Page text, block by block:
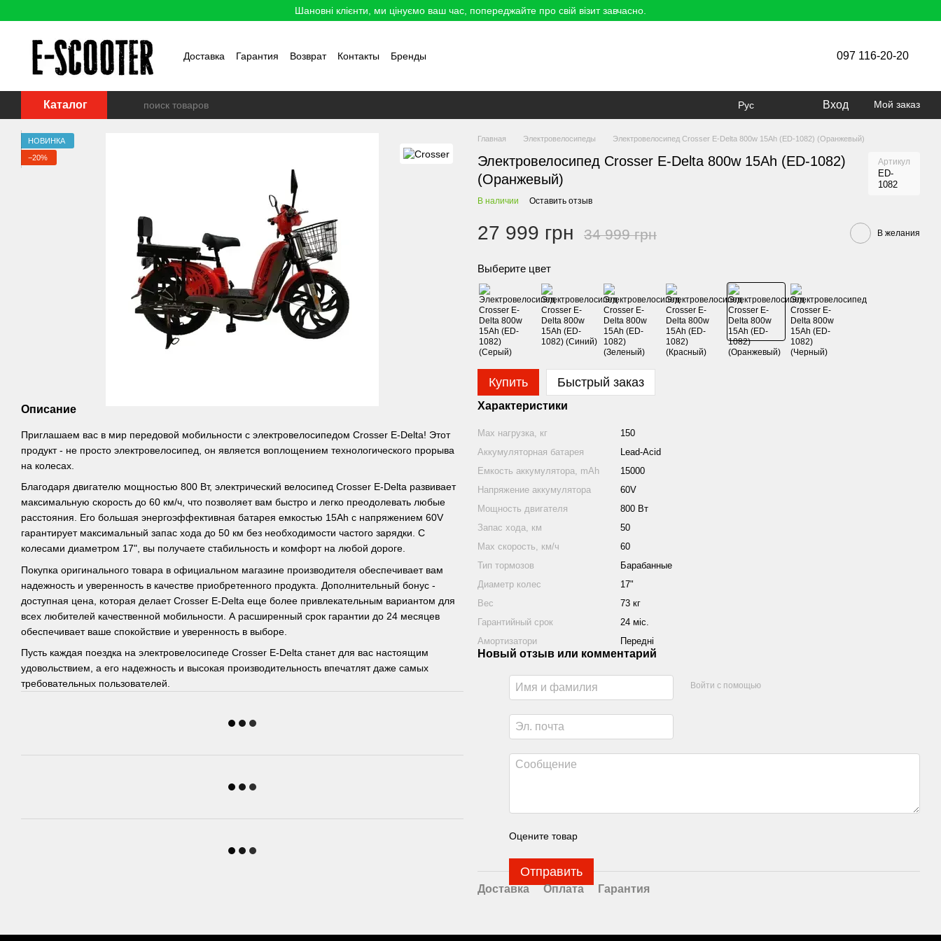
Шановні клієнти, ми цінуємо ваш час, попереджайте про свій візит завчасно.
Доставка Гарантия Возврат Контакты Бренды 097 116-20-20
Каталог Рус Вход Мой заказ
НОВИНКА
−20%
Описание
Приглашаем вас в мир передовой мобильности с электровелосипедом Crosser E-Delta! Этот
продукт - не просто электровелосипед, он является воплощением технологического прорыва
на колесах.
Благодаря двигателю мощностью 800 Вт, электрический велосипед Crosser E-Delta развивает
максимальную скорость до 60 км/ч, что позволяет вам быстро и легко преодолевать любые
расстояния. Его большая энергоэффективная батарея емкостью 15Ah с напряжением 60V
гарантирует максимальный запас хода до 50 км без необходимости частого зарядки. С
колесами диаметром 17", вы получаете стабильность и комфорт на любой дороге.
Покупка оригинального товара в официальном магазине производителя обеспечивает вам
надежность и уверенность в качестве приобретенного продукта. Дополнительный бонус -
доступная цена, которая делает Crosser E-Delta еще более привлекательным вариантом для
всех любителей качественной мобильности. А расширенный срок гарантии до 24 месяцев
обеспечивает ваше спокойствие и уверенность в выборе.
Пусть каждая поездка на электровелосипеде Crosser E-Delta станет для вас настоящим
удовольствием, а его надежность и высокая производительность впечатлят даже самых
требовательных пользователей.
Главная Электровелосипеды Электровелосипед Crosser E-Delta 800w 15Ah (ED-1082) (Оранжевый)
Электровелосипед Crosser E-Delta 800w 15Ah (ED-1082)
(Оранжевый)
Артикул
ED-
1082
В наличии Оставить отзыв
27 999 грн 34 999 грн В желания
Выберите цвет
Купить Быстрый заказ
Характеристики
Mаx нагрузка, кг
150
Аккумуляторная батарея
Lead-Acid
Емкость аккумулятора, mAh
15000
Напряжение аккумулятора
60V
Мощность двигателя
800 Вт
Запас хода, км
50
Max скорость, км/ч
60
Тип тормозов
Барабанные
Диаметр колес
17"
Вес
73 кг
Гарантийный срок
24 міс.
Амортизатори
Передні
Новый отзыв или комментарий
Войти с помощью
Оцените товар
Отправить
Доставка Оплата Гарантия